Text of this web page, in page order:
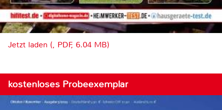
Jetzt laden (, PDF, 6.04 MB)
kostenloses Probeexemplar